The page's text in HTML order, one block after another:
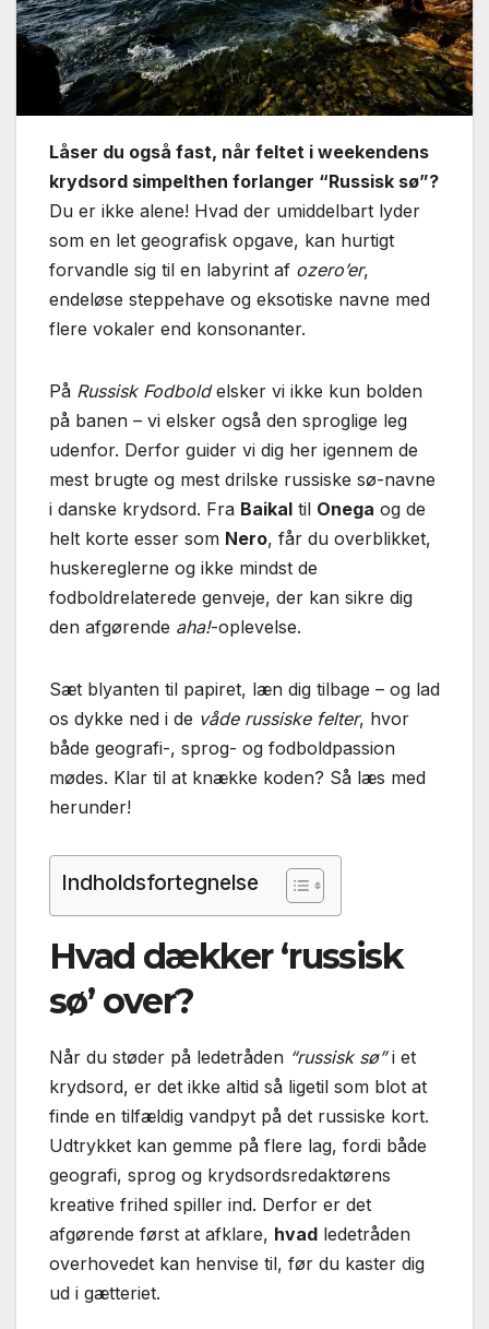
Låser du også fast, når feltet i weekendens
krydsord simpelthen forlanger “Russisk sø”?
Du er ikke alene! Hvad der umiddelbart lyder
som en let geografisk opgave, kan hurtigt
forvandle sig til en labyrint af ozero’er,
endeløse steppehave og eksotiske navne med
flere vokaler end konsonanter.
På Russisk Fodboldelsker vi ikke kun bolden
på banen – vi elsker også den sproglige leg
udenfor. Derfor guider vi dig her igennem de
mest brugte og mest drilske russiske sø-navne
i danske krydsord. Fra Baikal til Onega og de
helt korte esser som Nero, får du overblikket,
huskereglerne og ikke mindst de
fodboldrelaterede genveje, der kan sikre dig
den afgørende aha!-oplevelse.
Sæt blyanten til papiret, læn dig tilbage – og lad
os dykke ned i de våde russiske felter, hvor
både geografi-, sprog- og fodboldpassion
mødes. Klar til at knække koden? Så læs med
herunder!
Indholdsfortegnelse
Hvad dækker ‘russisk
sø’ over?
Når du støder på ledetråden “russisk sø”i et
krydsord, er det ikke altid så ligetil som blot at
finde en tilfældig vandpyt på det russiske kort.
Udtrykket kan gemme på flere lag, fordi både
geografi, sprog og krydsordsredaktørens
kreative frihed spiller ind. Derfor er det
afgørende først at afklare, hvad ledetråden
overhovedet kan henvise til, før du kaster dig
ud i gætteriet.